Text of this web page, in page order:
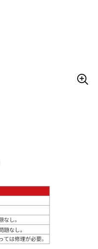
ヴィンテージ